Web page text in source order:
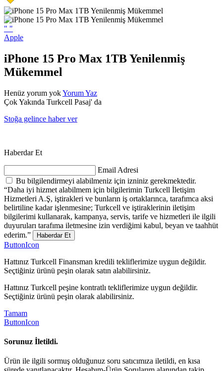
" "
Apple
iPhone 15 Pro Max 1TB Yenilenmiş
Mükemmel
Henüz yorum yokYorum Yaz
Çok Yakında Turkcell Pasaj' da
Stoğa gelince haber ver
Haberdar Et
Email Adresi
Bu bilgilendirmeyi alabilmeniz için izniniz gerekmektedir.
“Daha iyi hizmet alabilmem için bilgilerimin Turkcell İletişim
Hizmetleri A.Ş, iştirakleri ve bunların iş ortaklarınca, tarafımca aksi
belirtiline kadar işlenmesine; Turkcell ve iştiraklerinin iletişim
bilgilerimi kullanarak, kampanya, servis, tarife ve hizmetleri ile ilgili
duyuruları tarafıma iletmesine izin verdiğimi kabul, beyan ve taahhüt
ederim.”
Haberdar Et
ButtonIcon
Hattınız Turkcell Finansman kredili tekliflerimize uygun değildir.
Seçtiğiniz ürünü peşin olarak satın alabilirsiniz.
Hattınız Turkcell peşine kontratlı tekliflerimize uygun değildir.
Seçtiğiniz ürünü peşin olarak alabilirsiniz.
Tamam
ButtonIcon
Sorunuz İletildi.
Ürün ile ilgili sormuş olduğunuz soru satıcımıza iletildi, en kısa